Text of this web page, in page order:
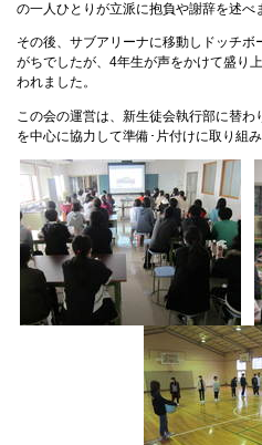
の一人ひとりが立派に抱負や謝辞を述べ
その後、サブアリーナに移動しドッチ
がちでしたが、4年生が声をかけて盛り
われました。
この会の運営は、新生徒会執行部に替
を中心に協力して準備･片付けに取り組み